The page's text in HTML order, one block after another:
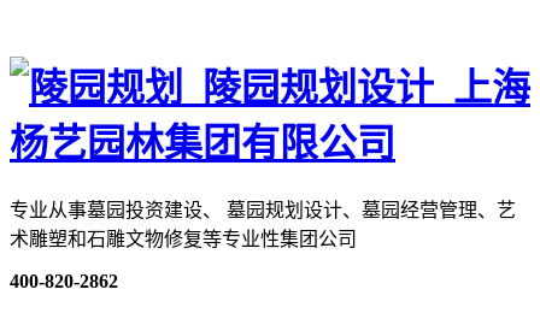
专业从事墓园投资建设、 墓园规划设计、墓园经营管理、艺
术雕塑和石雕文物修复等专业性集团公司
400-820-2862